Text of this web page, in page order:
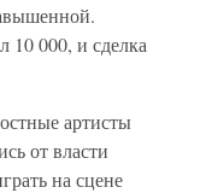
10 000, и сделка
артисты
от власти
на сцене